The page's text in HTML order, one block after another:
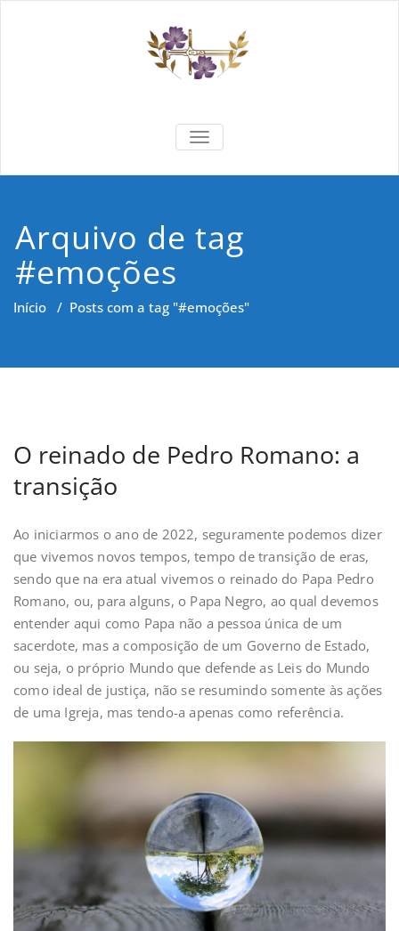
Saber
Cidadania e Dignidade Humana
TOGGLE NAVIGATION
Arquivo de tag
#emoções
Início / Posts com a tag "#emoções"
O reinado de Pedro Romano: a
transição
Ao iniciarmos o ano de 2022, seguramente podemos dizer
que vivemos novos tempos, tempo de transição de eras,
sendo que na era atual vivemos o reinado do Papa Pedro
Romano, ou, para alguns, o Papa Negro, ao qual devemos
entender aqui como Papa não a pessoa única de um
sacerdote, mas a composição de um Governo de Estado,
ou seja, o próprio Mundo que defende as Leis do Mundo
como ideal de justiça, não se resumindo somente às ações
de uma Igreja, mas tendo-a apenas como referência.